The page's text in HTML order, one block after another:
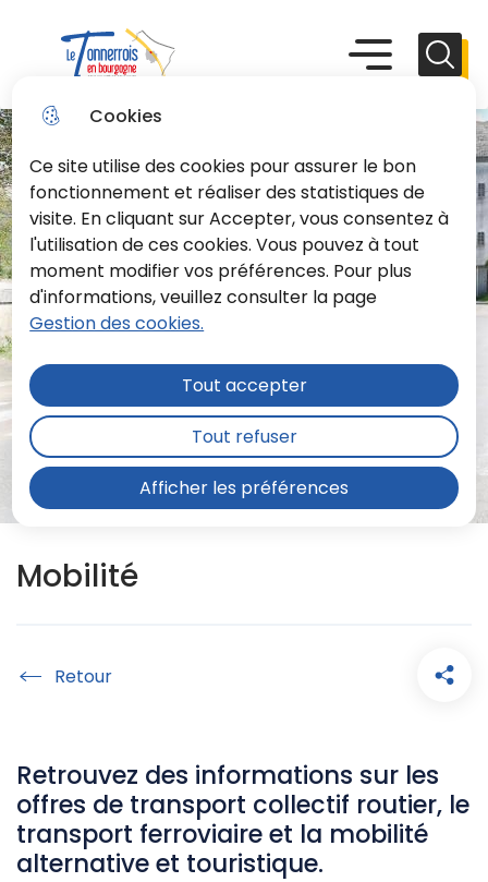
Cookies
Ce site utilise des cookies pour assurer le bon
fonctionnement et réaliser des statistiques de
visite. En cliquant sur Accepter, vous consentez à
l'utilisation de ces cookies. Vous pouvez à tout
moment modifier vos préférences. Pour plus
d'informations, veuillez consulter la page
Gestion des cookies.
Afficher les préférences
Tout accepter
Tout refuser
au
menu
Aller à la
recherche
principal
le plan du
Menu principal Menu
Mobilité
Accueil
Retrouvez des informations sur les
offres de transport collectif routier, le
transport ferroviaire et la mobilité
alternative et touristique.